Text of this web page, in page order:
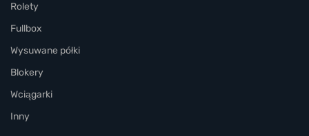
Rolety
Fullbox
Wysuwane półki
Blokery
Wciągarki
Inny